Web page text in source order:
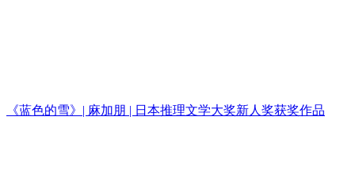
《蓝色的雪》| 麻加朋 | 日本推理文学大奖新人奖获奖作品